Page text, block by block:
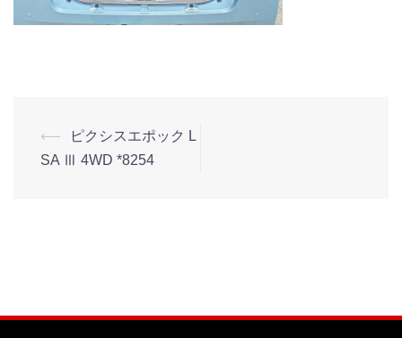
⟵
ピクシスエポック L
SA Ⅲ 4WD *8254